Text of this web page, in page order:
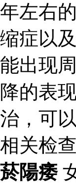
年左右
缩症以
能出现
降的表
治，可
相关检
菸陽痿